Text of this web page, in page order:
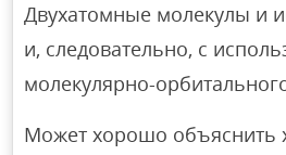
Двухатомные молекулы и
и, следовательно, с
молекулярно-
Может хорошо объяснить